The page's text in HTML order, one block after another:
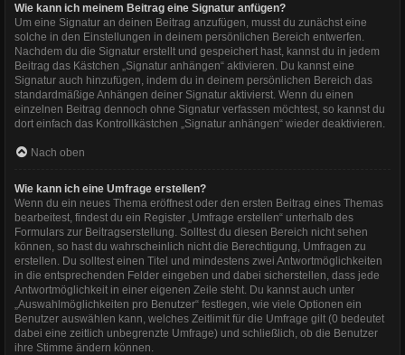
Wie kann ich meinem Beitrag eine Signatur anfügen?
Um eine Signatur an deinen Beitrag anzufügen, musst du zunächst eine
solche in den Einstellungen in deinem persönlichen Bereich entwerfen.
Nachdem du die Signatur erstellt und gespeichert hast, kannst du in jedem
Beitrag das Kästchen „Signatur anhängen“ aktivieren. Du kannst eine
Signatur auch hinzufügen, indem du in deinem persönlichen Bereich das
standardmäßige Anhängen deiner Signatur aktivierst. Wenn du einen
einzelnen Beitrag dennoch ohne Signatur verfassen möchtest, so kannst du
dort einfach das Kontrollkästchen „Signatur anhängen“ wieder deaktivieren.
Nach oben
Wie kann ich eine Umfrage erstellen?
Wenn du ein neues Thema eröffnest oder den ersten Beitrag eines Themas
bearbeitest, findest du ein Register „Umfrage erstellen“ unterhalb des
Formulars zur Beitragserstellung. Solltest du diesen Bereich nicht sehen
können, so hast du wahrscheinlich nicht die Berechtigung, Umfragen zu
erstellen. Du solltest einen Titel und mindestens zwei Antwortmöglichkeiten
in die entsprechenden Felder eingeben und dabei sicherstellen, dass jede
Antwortmöglichkeit in einer eigenen Zeile steht. Du kannst auch unter
„Auswahlmöglichkeiten pro Benutzer“ festlegen, wie viele Optionen ein
Benutzer auswählen kann, welches Zeitlimit für die Umfrage gilt (0 bedeutet
dabei eine zeitlich unbegrenzte Umfrage) und schließlich, ob die Benutzer
ihre Stimme ändern können.